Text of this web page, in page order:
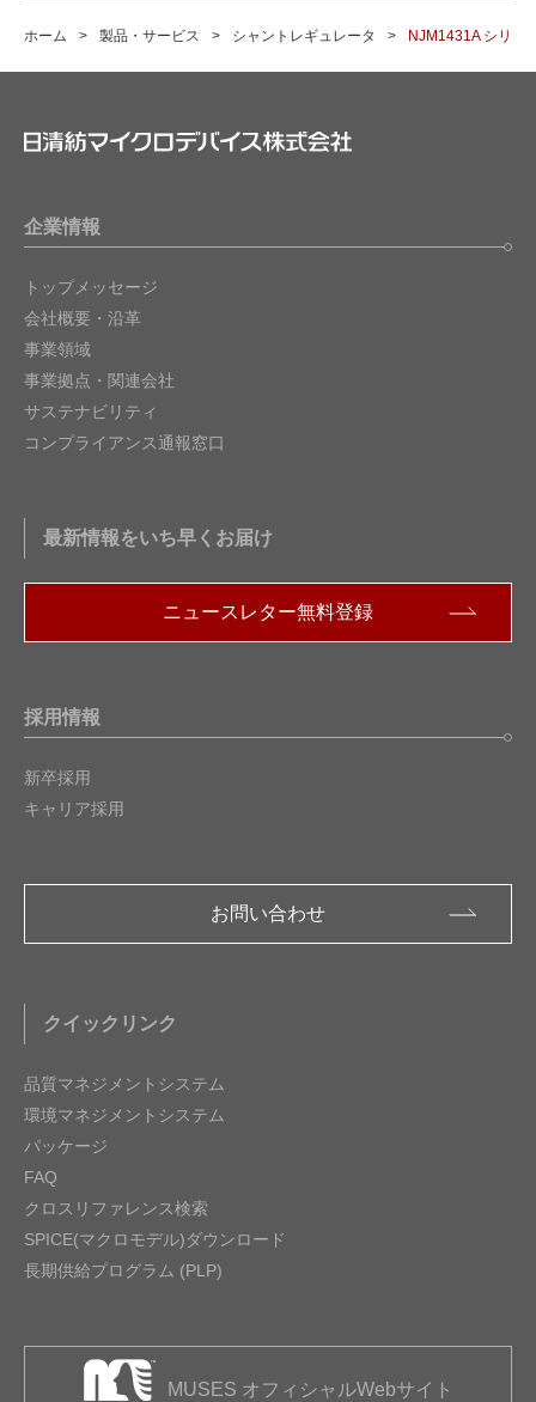
ホーム 製品・サービス シャントレギュレータ NJM1431A シリー
企業情報
トップメッセージ
会社概要・沿革
事業領域
事業拠点・関連会社
サステナビリティ
コンプライアンス通報窓口
最新情報をいち早くお届け
ニュースレター無料登録
採用情報
新卒採用
キャリア採用
お問い合わせ
クイックリンク
品質マネジメントシステム
環境マネジメントシステム
パッケージ
FAQ
クロスリファレンス検索
SPICE(マクロモデル)ダウンロード
長期供給プログラム (PLP)
MUSES オフィシャルWebサイト